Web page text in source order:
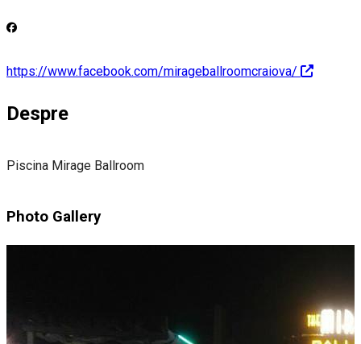
https://www.facebook.com/mirageballroomcraiova/
Despre
Piscina Mirage Ballroom
Photo Gallery